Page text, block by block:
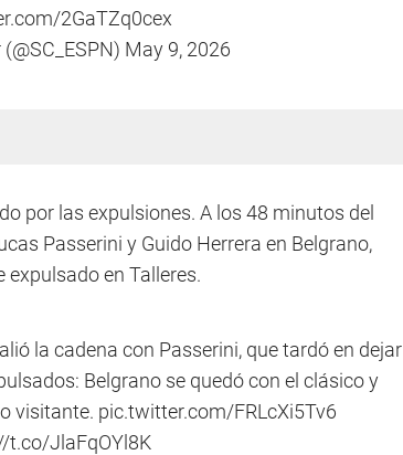
2GaTZq0cex
May 9, 2026
por las expulsiones. A los 48 minutos del
Passerini y Guido Herrera en Belgrano,
en Talleres.
la cadena con Passerini, que tardó en dejar
Belgrano se quedó con el clásico y
visitante. pic.twitter.com/FRLcXi5Tv6
t.co/JlaFqOYl8K